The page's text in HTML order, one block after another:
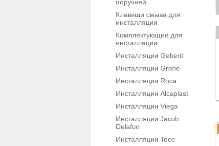
поручней
Клавиши смыва для
инсталляции
Комплектующие для
инсталляции
Инсталляции Geberit
Инсталляции Grohe
Инсталляции Roca
Инсталляции Alcaplast
Инсталляции Viega
Инсталляции Jacob
Delafon
Инсталляции Tece